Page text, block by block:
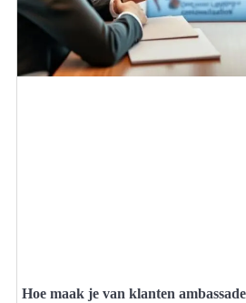
Hoe maak je van klanten